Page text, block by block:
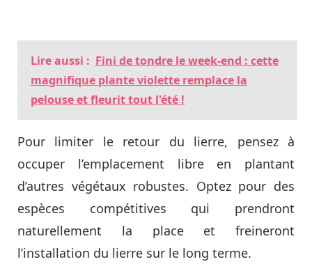
Lire aussi : Fini de tondre le week-end : cette
magnifique plante violette remplace la
pelouse et fleurit tout l'été !
Pour limiter le retour du lierre, pensez à
occuper l’emplacement libre en plantant
d’autres végétaux robustes. Optez pour des
espèces compétitives qui prendront
naturellement la place et freineront
l’installation du lierre sur le long terme.